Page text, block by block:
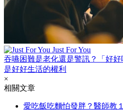
Just For You
吞嚥困難是老化還是警訊？「好
是好好生活的權利
×
相關文章
愛吃飯吃麵怕發胖？醫師教